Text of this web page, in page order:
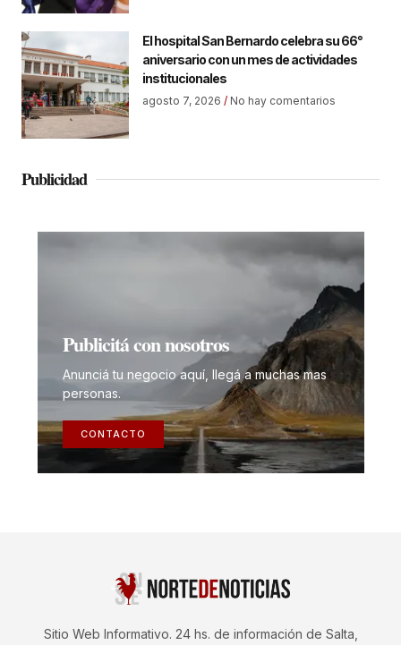
El hospital San Bernardo celebra su 66°
aniversario con un mes de actividades
institucionales
agosto 7, 2026 No hay comentarios
Publicidad
Publicitá con nosotros
Anunciá tu negocio aquí, llegá a muchas mas
personas.
CONTACTO
Sitio Web Informativo. 24 hs. de información de Salta,